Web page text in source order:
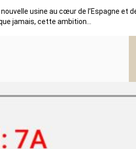
nouvelle usine au cœur de l’Espagne
jamais, cette ambition...